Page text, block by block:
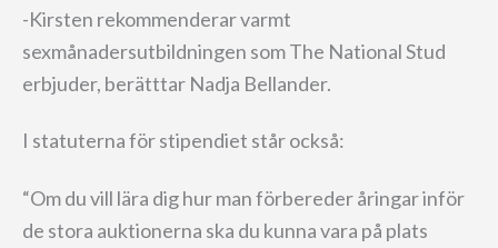
-Kirsten rekommenderar varmt
sexmånadersutbildningen som The National Stud
erbjuder, berätttar Nadja Bellander.
I statuterna för stipendiet står också:
“Om du vill lära dig hur man förbereder åringar inför
de stora auktionerna ska du kunna vara på plats